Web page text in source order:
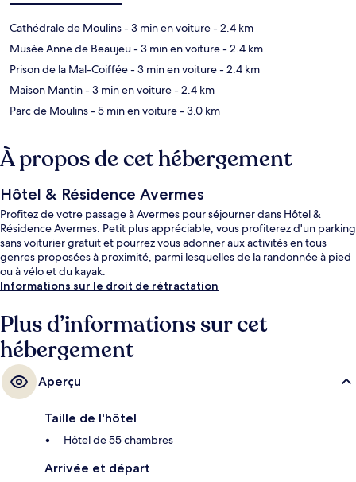
Cathédrale de Moulins- 3 min en voiture- 2.4 km
Musée Anne de Beaujeu- 3 min en voiture- 2.4 km
Prison de la Mal-Coiffée- 3 min en voiture- 2.4 km
Maison Mantin- 3 min en voiture- 2.4 km
Parc de Moulins- 5 min en voiture- 3.0 km
À propos de cet hébergement
Hôtel & Résidence Avermes
Profitez de votre passage à Avermes pour séjourner dans Hôtel &
Résidence Avermes. Petit plus appréciable, vous profiterez d'un parking
sans voiturier gratuit et pourrez vous adonner aux activités en tous
genres proposées à proximité, parmi lesquelles de la randonnée à pied
ou à vélo et du kayak.
Informations sur le droit de rétractation
Plus d’informations sur cet
hébergement
Aperçu
Taille de l'hôtel
Hôtel de 55 chambres
Arrivée et départ